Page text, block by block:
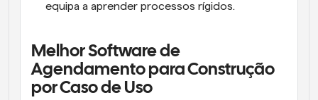
equipa a aprender processos rígidos.
Melhor Software de
Agendamento para Construção
por Caso de Uso